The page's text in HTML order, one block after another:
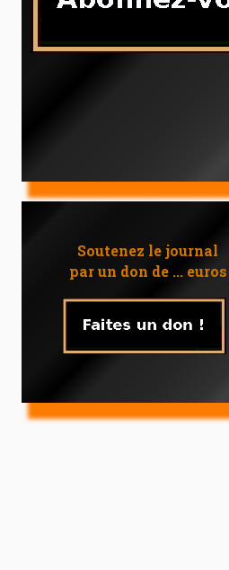
Soutenez le journal
par un don de ... euros